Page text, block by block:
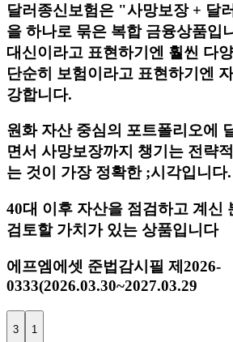
달러종신보험은 "사망보장 + 달
을 하나로 묶은 복합 금융상품입
대신이라고 표현하기엔 훨씬 다
단순히 보험이라고 표현하기엔
강합니다.
원화 자산 중심의 포트폴리오에
면서 사망보장까지 챙기는 전략
는 것이 가장 정확한 ;시각입니다.
40대 이후 자산을 점검하고 계신
검토할 가치가 있는 상품입니다
에프엠에셋 준법감시필 제2026-
0333(2026.03.30~2027.03.29
3 1